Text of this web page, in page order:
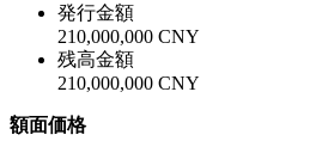
発行金額
210,000,000 CNY
残高金額
210,000,000 CNY
額面価格